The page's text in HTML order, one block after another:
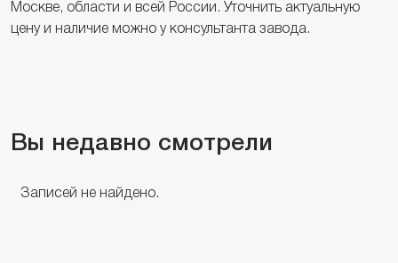
Москве, области и всей России. Уточнить актуальную
цену и наличие можно у консультанта завода.
Вы недавно смотрели
Записей не найдено.